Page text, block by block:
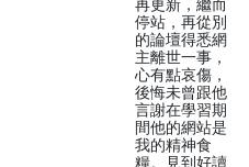
再更新，繼而
停站，再從別
的論壇得悉網
主離世一事，
心有點哀傷，
後悔未曾跟他
言謝在學習期
間他的網站是
我的精神食
糧。見到好讀